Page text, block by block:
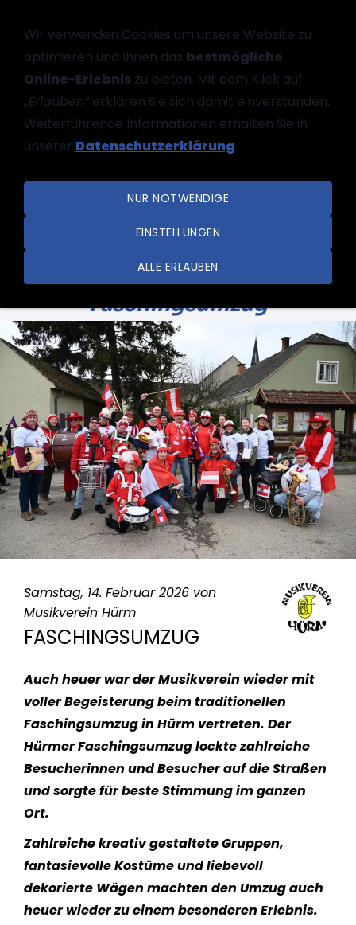
NAVIGATION EINBLENDEN
Faschingsumzug
Samstag, 14. Februar 2026 von
Musikverein Hürm
FASCHINGSUMZUG
Auch heuer war der Musikverein wieder mit
voller Begeisterung beim traditionellen
Faschingsumzug in Hürm vertreten. Der
Hürmer Faschingsumzug lockte zahlreiche
Besucherinnen und Besucher auf die Straßen
und sorgte für beste Stimmung im ganzen
Ort.
Zahlreiche kreativ gestaltete Gruppen,
fantasievolle Kostüme und liebevoll
dekorierte Wägen machten den Umzug auch
heuer wieder zu einem besonderen Erlebnis.
Wir verwenden Cookies um unsere Website zu
optimieren und Ihnen das bestmögliche
Online-Erlebnis zu bieten. Mit dem Klick auf
„Erlauben“ erklären Sie sich damit einverstanden.
Weiterführende Informationen erhalten Sie in
unserer Datenschutzerklärung.
NUR NOTWENDIGE
EINSTELLUNGEN
ALLE ERLAUBEN